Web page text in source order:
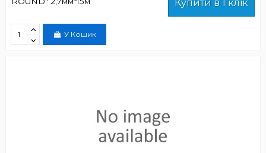
Купити в 1 клік
У Кошик